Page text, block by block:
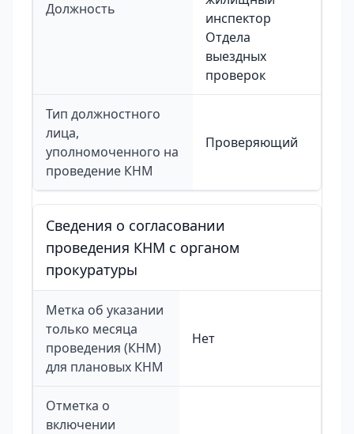
Должность
инспектор
Отдела
выездных
проверок
Тип должностного
лица,
уполномоченного на
проведение КНМ
Проверяющий
Сведения о согласовании
проведения КНМ с органом
прокуратуры
Метка об указании
только месяца
проведения (КНМ)
для плановых КНМ
Нет
Отметка о
включении